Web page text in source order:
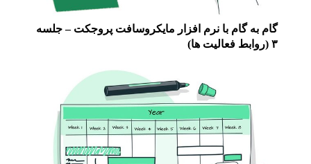
گام به گام با نرم افزار مایکروسافت پروجکت – جلسه
۳ (روابط فعالیت ها)